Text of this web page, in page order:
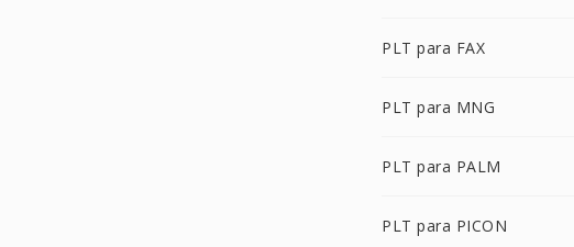
PLT para FAX
PLT para MNG
PLT para PALM
PLT para PICON